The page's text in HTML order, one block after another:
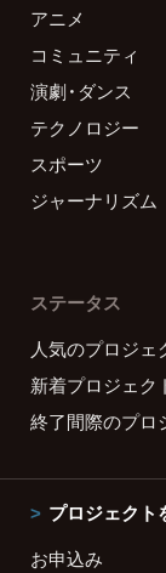
アニメ
コミュニティ
演劇・ダンス
テクノロジー
スポーツ
ジャーナリズム
ステータス
人気のプロジェ
新着プロジェク
終了間際のプロ
プロジェクト
お申込み